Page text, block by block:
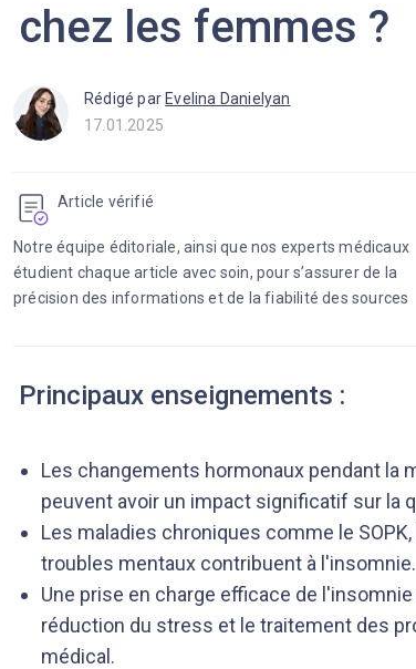
chez les femmes ?
Rédigé par Evelina Danielyan
Article vérifié
Notre équipe éditoriale, ainsi que nos experts médicaux
étudient chaque article avec soin, pour s’assurer de la
précision des informations et de la fiabilité des sources
17.01.2025
Principaux enseignements :
Les changements hormonaux pendant la
peuvent avoir un impact significatif sur la
Les maladies chroniques comme le
troubles mentaux contribuent à l'insomnie.
Une prise en charge efficace de
réduction du stress et le traitement des
médical.